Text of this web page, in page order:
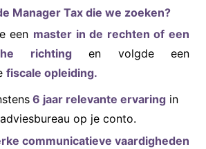
Manager Tax die we zoeken?
een master in de rechten of een
richtingen volgde een
fiscale opleiding.
6 jaar relevante ervaring in
op je conto.
communicatieve vaardigheden